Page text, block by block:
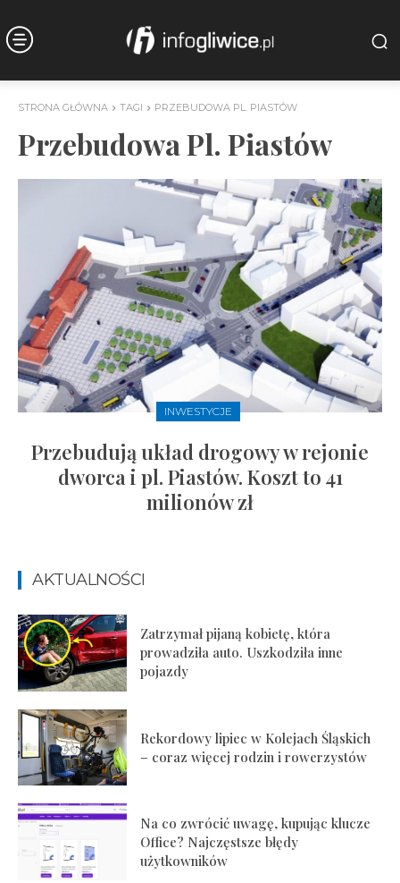
STRONA GŁÓWNA TAGI PRZEBUDOWA PL. PIASTÓW
Przebudowa Pl. Piastów
INWESTYCJE
Przebudują układ drogowy w rejonie
dworca i pl. Piastów. Koszt to 41
milionów zł
AKTUALNOŚCI
Zatrzymał pijaną kobietę, która
prowadziła auto. Uszkodziła inne
pojazdy
Rekordowy lipiec w Kolejach Śląskich
– coraz więcej rodzin i rowerzystów
Na co zwrócić uwagę, kupując klucze
Office? Najczęstsze błędy
użytkowników